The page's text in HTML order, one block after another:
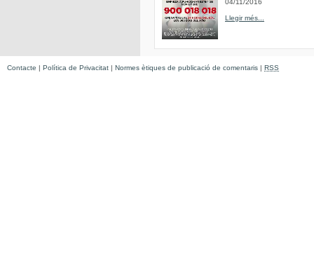
04/11/2016
Llegir més...
Contacte | Política de Privacitat | Normes ètiques de publicació de comentaris | RSS